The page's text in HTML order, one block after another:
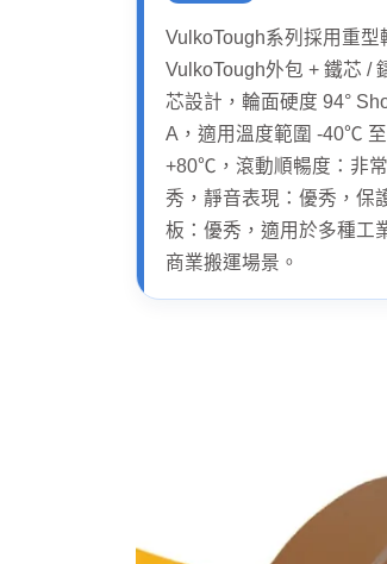
VulkoTough系列採用重型
VulkoTough外包 + 鐵芯 /
芯設計，輪面硬度 94°
A，適用溫度範圍 -40℃ 至
+80℃，滾動順暢度：非
秀，靜音表現：優秀，保
板：優秀，適用於多種工
商業搬運場景。